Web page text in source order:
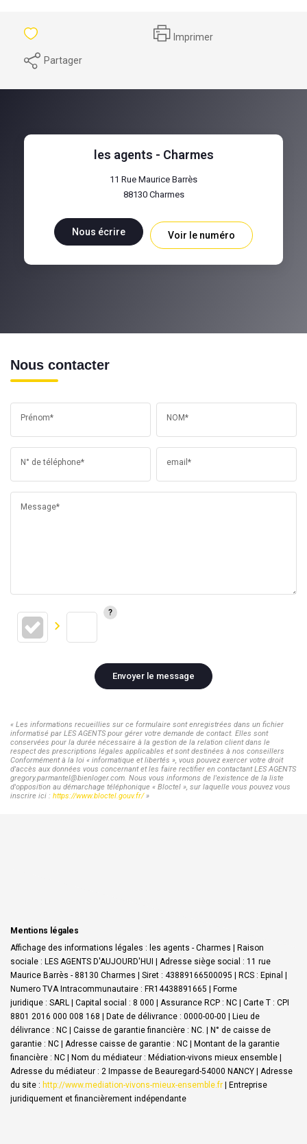
Imprimer
Partager
les agents - Charmes
11 Rue Maurice Barrès
88130 Charmes
Nous écrire Voir le numéro
Nous contacter
Prénom* NOM*
N° de téléphone* email*
Message*
Envoyer le message
« Les informations recueillies sur ce formulaire sont enregistrées dans un fichier
informatisé par LES AGENTS pour gérer votre demande de contact. Elles sont
conservées pour la durée nécessaire à la gestion de la relation client dans le
respect des prescriptions légales applicables et sont destinées à nos conseillers
Conformément à la loi « informatique et libertés », vous pouvez exercer votre droit
d'accès aux données vous concernant et les faire rectifier en contactant LES AGENTS
gregory.parmantel@bienloger.com. Nous vous informons de l'existence de la liste
d'opposition au démarchage téléphonique « Bloctel », sur laquelle vous pouvez vous
inscrire ici : https://www.bloctel.gouv.fr/»
Mentions légales
Affichage des informations légales : les agents - Charmes | Raison
sociale : LES AGENTS D'AUJOURD'HUI | Adresse siège social : 11 rue
Maurice Barrès - 88130 Charmes | Siret : 43889166500095 | RCS : Epinal |
Numero TVA Intracommunautaire : FR14438891665 | Forme
juridique : SARL | Capital social : 8 000 | Assurance RCP : NC | Carte T : CPI
8801 2016 000 008 168 | Date de délivrance : 0000-00-00 | Lieu de
délivrance : NC | Caisse de garantie financière : NC. | N° de caisse de
garantie : NC | Adresse caisse de garantie : NC | Montant de la garantie
financière : NC | Nom du médiateur : Médiation-vivons mieux ensemble |
Adresse du médiateur : 2 Impasse de Beauregard-54000 NANCY | Adresse
du site : http://www.mediation-vivons-mieux-ensemble.fr | Entreprise
juridiquement et financièrement indépendante